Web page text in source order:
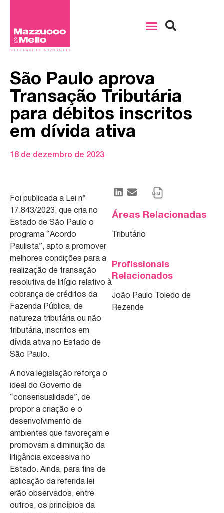
São Paulo aprova
Transação Tributária
para débitos inscritos
em dívida ativa
18 de dezembro de 2023
Foi publicada a Lei n°
17.843/2023, que cria no
Estado de São Paulo o
programa “Acordo
Paulista”, apto a promover
melhores condições para a
realização de transação
resolutiva de litígio relativo à
cobrança de créditos da
Fazenda Pública, de
natureza tributária ou não
tributária, inscritos em
dívida ativa no Estado de
São Paulo.
A nova legislação reforça o
ideal do Governo de
“consensualidade”, de
propor a criação e o
desenvolvimento de
ambientes que favoreçam e
promovam a diminuição da
litigância excessiva no
Estado. Ainda, para fins de
aplicação da referida lei
erão observados, entre
outros, os princípios da
Áreas Relacionadas
Tributário
Profissionais
Relacionados
João Paulo Toledo de
Rezende